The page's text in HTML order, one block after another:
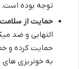
توجه بوده است.
حمایت از
التهابی و ضد
حمایت کرده و
به خونریزی